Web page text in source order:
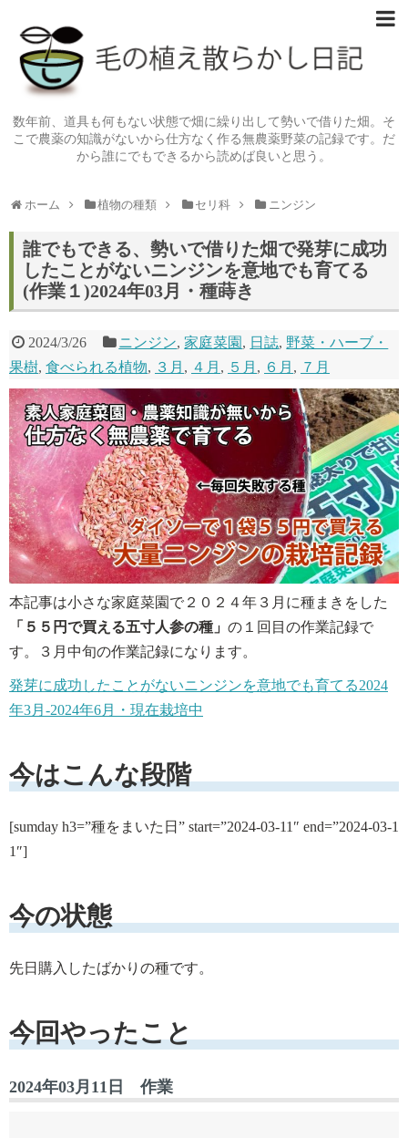
数年前、道具も何もない状態で畑に繰り出して勢いで借りた畑。そ
こで農薬の知識がないから仕方なく作る無農薬野菜の記録です。だ
から誰にでもできるから読めば良いと思う。
ホーム 植物の種類 セリ科 ニンジン
誰でもできる、勢いで借りた畑で発芽に成功
したことがないニンジンを意地でも育てる
(作業１)2024年03月・種蒔き
2024/3/26 ニンジン,家庭菜園 , 日誌, 野菜・ハーブ・
果樹, 食べられる植物, ３月 , ４月 , ５月 , ６月 , ７月
本記事は小さな家庭菜園で２０２４年３月に種まきをした
「５５円で買える五寸人参の種」 の１回目の作業記録で
す。３月中旬の作業記録になります。
発芽に成功したことがないニンジンを意地でも育てる2024
年3月-2024年6月・現在栽培中
今はこんな段階
[sumday h3=”種をまいた日” start=”2024-03-11″ end=”2024-03-1
1″]
今の状態
先日購入したばかりの種です。
今回やったこと
2024年03月11日 作業